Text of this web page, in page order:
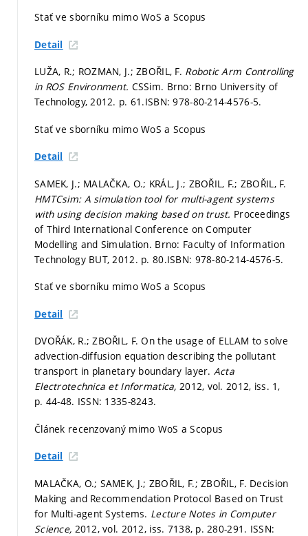
Stať ve sborníku mimo WoS a Scopus
Detail
LUŽA, R.; ROZMAN, J.; ZBOŘIL, F. Robotic Arm Controlling
in ROS Environment. CSSim. Brno: Brno University of
Technology, 2012. p. 61.ISBN: 978-80-214-4576-5.
Stať ve sborníku mimo WoS a Scopus
Detail
SAMEK, J.; MALAČKA, O.; KRÁL, J.; ZBOŘIL, F.; ZBOŘIL, F.
HMTCsim: A simulation tool for multi-agent systems
with using decision making based on trust. Proceedings
of Third International Conference on Computer
Modelling and Simulation. Brno: Faculty of Information
Technology BUT, 2012. p. 80.ISBN: 978-80-214-4576-5.
Stať ve sborníku mimo WoS a Scopus
Detail
DVOŘÁK, R.; ZBOŘIL, F. On the usage of ELLAM to solve
advection-diffusion equation describing the pollutant
transport in planetary boundary layer. Acta
Electrotechnica et Informatica, 2012, vol. 2012, iss. 1,
p. 44-48. ISSN: 1335-8243.
Článek recenzovaný mimo WoS a Scopus
Detail
MALAČKA, O.; SAMEK, J.; ZBOŘIL, F.; ZBOŘIL, F. Decision
Making and Recommendation Protocol Based on Trust
for Multi-agent Systems. Lecture Notes in Computer
Science, 2012, vol. 2012, iss. 7138, p. 280-291. ISSN: